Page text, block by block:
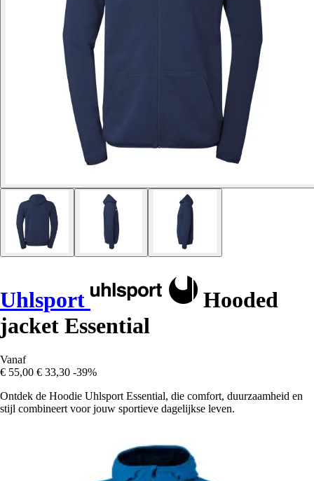
Uhlsport
Hooded
jacket Essential
Vanaf
€ 55,00 € 33,30 -39%
Ontdek de Hoodie Uhlsport Essential, die comfort, duurzaamheid en
stijl combineert voor jouw sportieve dagelijkse leven.